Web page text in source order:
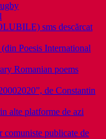
sms descărcat
Poesis International
Romanian poems
de Constantin
alte platforme de azi
comuniste publicate de